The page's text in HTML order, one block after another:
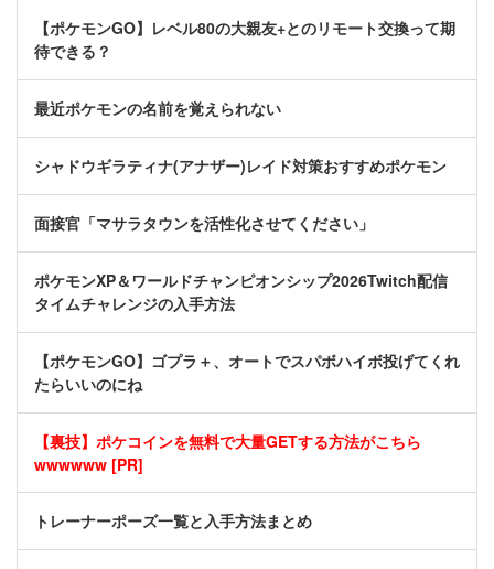
【ポケモンGO】レベル80の大親友+とのリモート交換って期
待できる？
最近ポケモンの名前を覚えられない
シャドウギラティナ(アナザー)レイド対策おすすめポケモン
面接官「マサラタウンを活性化させてください」
ポケモンXP＆ワールドチャンピオンシップ2026Twitch配信
タイムチャレンジの入手方法
【ポケモンGO】ゴプラ＋、オートでスパボハイボ投げてくれ
たらいいのにね
【裏技】ポケコインを無料で大量GETする方法がこちら
wwwwww [PR]
トレーナーポーズ一覧と入手方法まとめ